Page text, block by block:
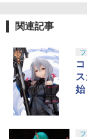
5
5
関連記事
始